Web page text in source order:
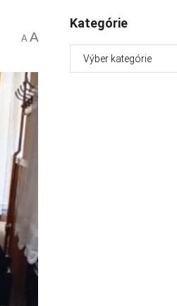
A A
Kategórie